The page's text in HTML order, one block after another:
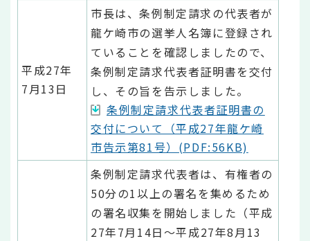
平成27年
7月13日
市長は、条例制定請求の代表者が
龍ケ崎市の選挙人名簿に登録され
ていることを確認しましたので、
条例制定請求代表者証明書を交付
し、その旨を告示しました。
条例制定請求代表者証明書の
交付について（平成27年龍ケ崎
市告示第81号）(PDF:56KB)
条例制定請求代表者は、有権者の
50分の1以上の署名を集めるため
の署名収集を開始しました（平成
27年7月14日～平成27年8月13